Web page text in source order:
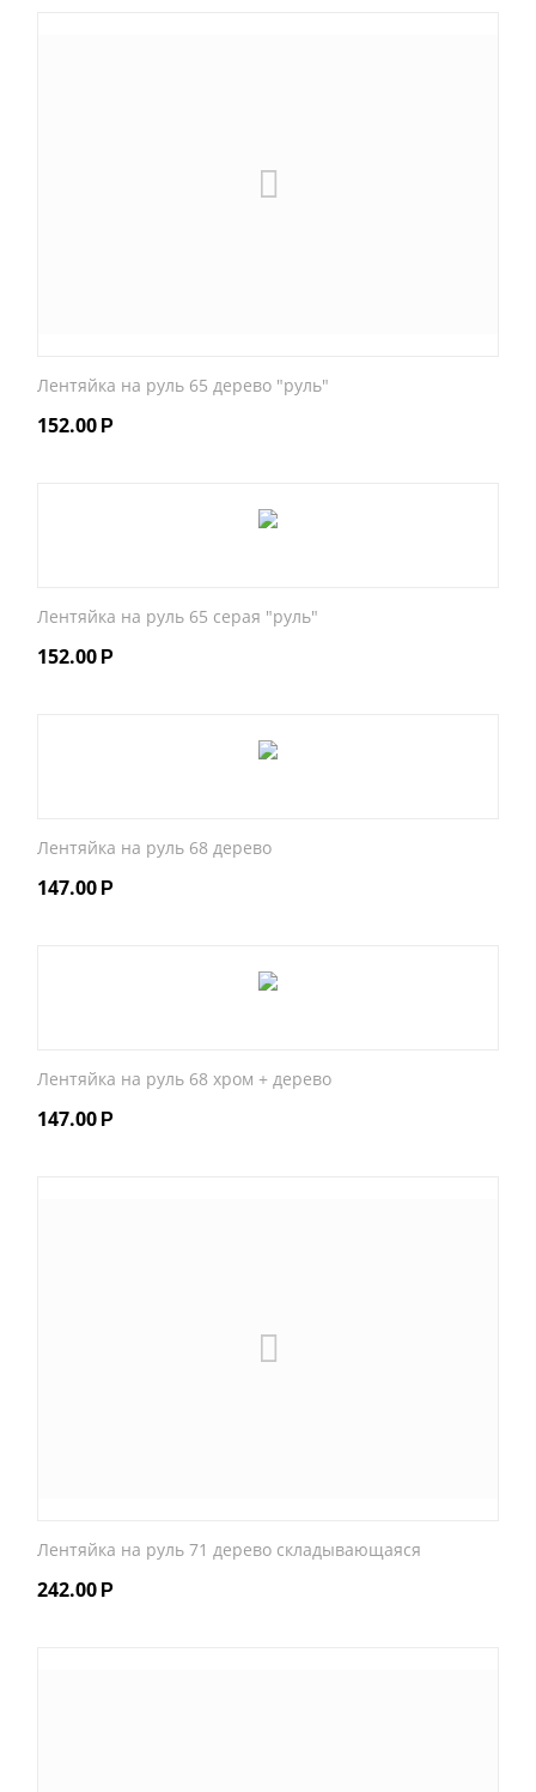
Лентяйка на руль 65 дерево "руль"
152.00 Р
Лентяйка на руль 65 серая "руль"
152.00 Р
Лентяйка на руль 68 дерево
147.00 Р
Лентяйка на руль 68 хром + дерево
147.00 Р
Лентяйка на руль 71 дерево складывающаяся
242.00 Р